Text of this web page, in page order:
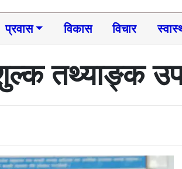
प्रवास विकास विचार
तथ्याङ्क